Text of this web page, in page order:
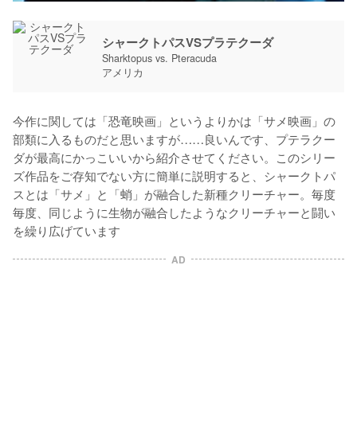
シャークトパスVSプラテクーダ
Sharktopus vs. Pteracuda
アメリカ
今作に関しては「恐竜映画」というよりかは「サメ映画」の
部類に入るものだと思いますが……良いんです、プテラクー
ダが最高にかっこいいから紹介させてください。このシリー
ズ作品をご存知でない方に簡単に説明すると、シャークトパ
スとは「サメ」と「蛸」が融合した新種クリーチャー。毎度
毎度、同じように生物が融合したようなクリーチャーと闘い
を繰り広げています
AD